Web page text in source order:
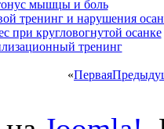
мышцы и боль
тренинг и нарушения
при кругловогнутой осанке
тренинг
«Первая